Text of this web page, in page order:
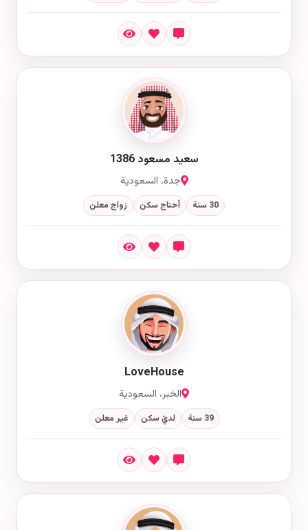
سعيد مسعود 1386
جدة، السعودية
30 سنة أحتاج سكن زواج معلن
LoveHouse
الخبر، السعودية
39 سنة لديّ سكن غير معلن